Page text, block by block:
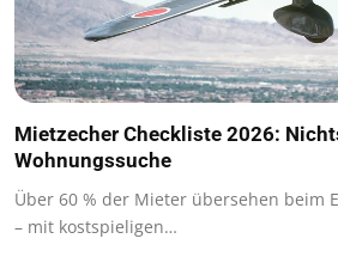
Mietzecher Checkliste 2026:
Wohnungssuche
Über 60 % der Mieter übersehen beim
– mit kostspieligen…